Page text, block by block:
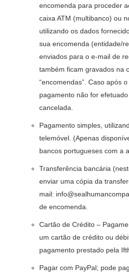
encomenda para proceder
caixa ATM (multibanco) ou
utilizando os dados
sua encomenda (entidade/
enviados para o e-mail de
também ficam gravados na
“encomendas”. Caso após
pagamento não for
cancelada.
Pagamento simples,
telemóvel. (Apenas
bancos portugueses com a
Transferência bancária
enviar uma cópia da
mail:
de encomenda.
Cartão de Crédito –
um cartão de crédito ou
pagamento prestado pela
Pagar com PayPal; pode